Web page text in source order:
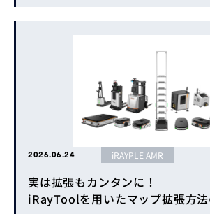
2026.06.24 iRAYPLE AMR
実は拡張もカンタンに！
iRayToolを用いたマップ拡張方